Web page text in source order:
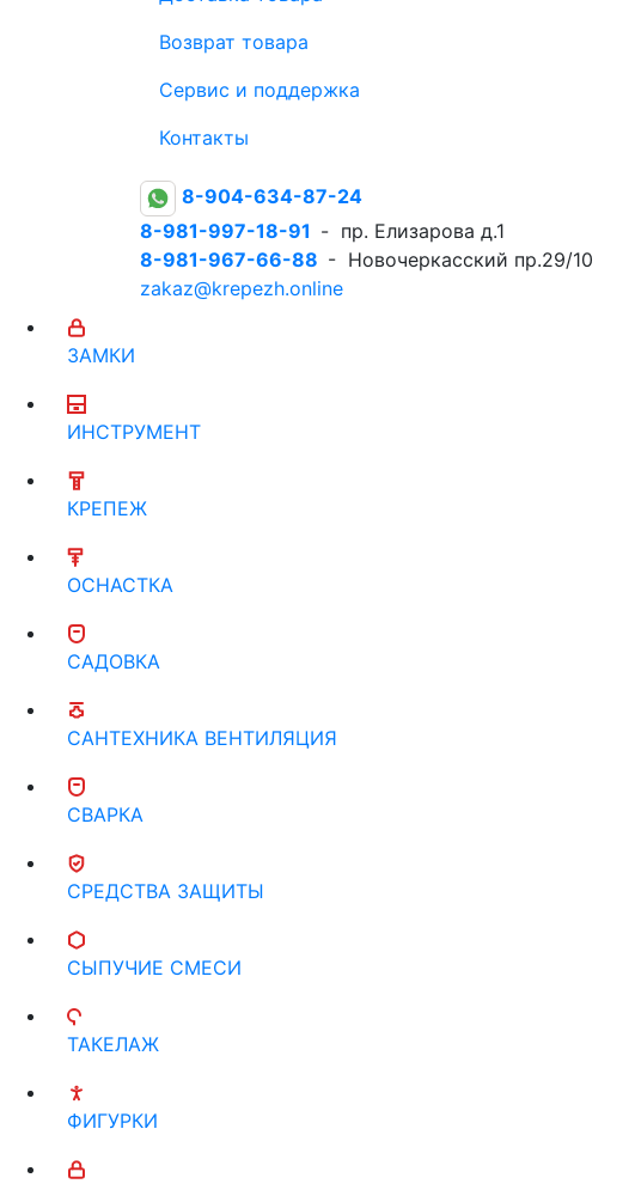
Возврат товара
Сервис и поддержка
Контакты
8-904-634-87-24
8-981-997-18-91 - пр. Елизарова д.1
8-981-967-66-88 - Новочеркасский пр.29/10
zakaz@krepezh.online
ЗАМКИ
ИНСТРУМЕНТ
КРЕПЕЖ
ОСНАСТКА
САДОВКА
САНТЕХНИКА ВЕНТИЛЯЦИЯ
СВАРКА
СРЕДСТВА ЗАЩИТЫ
СЫПУЧИЕ СМЕСИ
ТАКЕЛАЖ
ФИГУРКИ